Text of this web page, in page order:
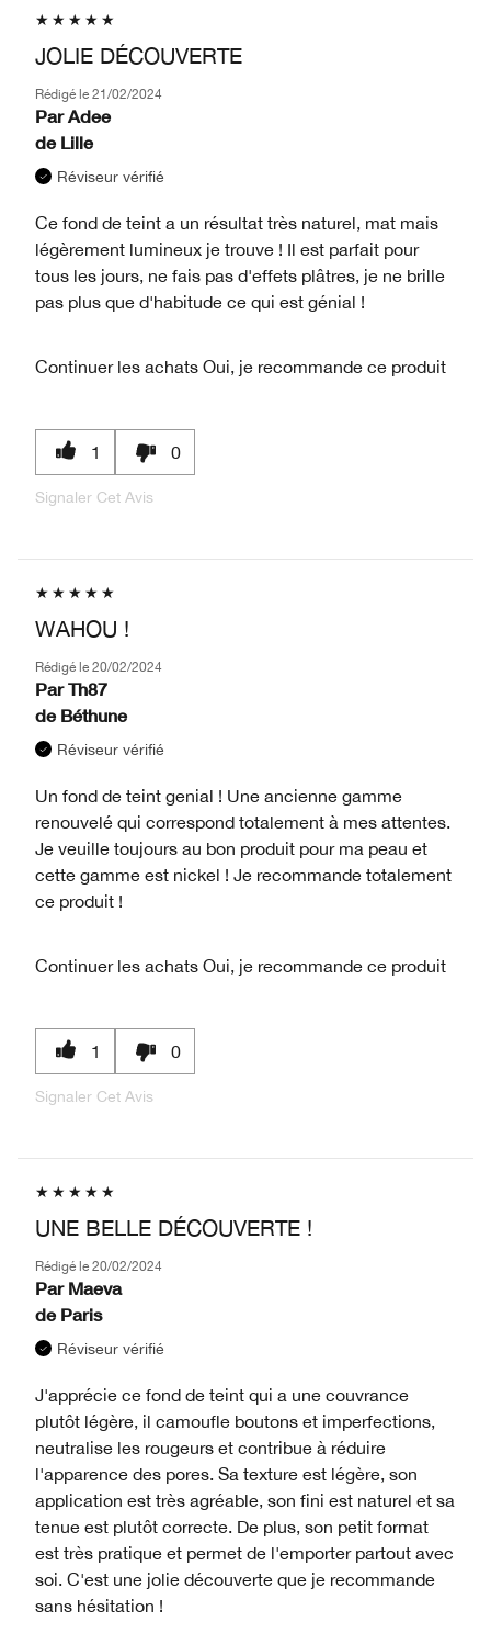
JOLIE DÉCOUVERTE
Rédigé le 21/02/2024
Par Adee
de Lille
Réviseur vérifié
Ce fond de teint a un résultat très naturel, mat mais
légèrement lumineux je trouve ! Il est parfait pour
tous les jours, ne fais pas d'effets plâtres, je ne brille
pas plus que d'habitude ce qui est génial !
Continuer les achats Oui, je recommande ce produit
1 0
Signaler Cet Avis
WAHOU !
Rédigé le 20/02/2024
Par Th87
de Béthune
Réviseur vérifié
Un fond de teint genial ! Une ancienne gamme
renouvelé qui correspond totalement à mes attentes.
Je veuille toujours au bon produit pour ma peau et
cette gamme est nickel ! Je recommande totalement
ce produit !
Continuer les achats Oui, je recommande ce produit
1 0
Signaler Cet Avis
UNE BELLE DÉCOUVERTE !
Rédigé le 20/02/2024
Par Maeva
de Paris
Réviseur vérifié
J'apprécie ce fond de teint qui a une couvrance
plutôt légère, il camoufle boutons et imperfections,
neutralise les rougeurs et contribue à réduire
l'apparence des pores. Sa texture est légère, son
application est très agréable, son fini est naturel et sa
tenue est plutôt correcte. De plus, son petit format
est très pratique et permet de l'emporter partout avec
soi. C'est une jolie découverte que je recommande
sans hésitation !